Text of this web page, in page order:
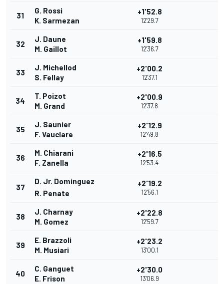
31
G. Rossi
K. Sarmezan
+1'52.8
12'29.7
32
J. Daune
M. Gaillot
+1'59.8
12'36.7
33
J. Michellod
S. Fellay
+2'00.2
12'37.1
34
T. Poizot
M. Grand
+2'00.9
12'37.8
35
J. Saunier
F. Vauclare
+2'12.9
12'49.8
36
M. Chiarani
F. Zanella
+2'16.5
12'53.4
37
D. Jr. Dominguez
R. Penate
+2'19.2
12'56.1
38
J. Charnay
M. Gomez
+2'22.8
12'59.7
39
E. Brazzoli
M. Musiari
+2'23.2
13'00.1
40
C. Ganguet
E. Frison
+2'30.0
13'06.9